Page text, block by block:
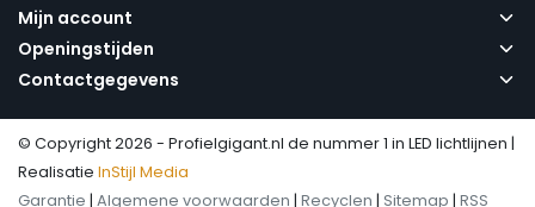
Mijn account
Openingstijden
Contactgegevens
© Copyright 2026 - Profielgigant.nl de nummer 1 in LED lichtlijnen |
Realisatie InStijl Media
Garantie | Algemene voorwaarden | Recyclen | Sitemap | RSS